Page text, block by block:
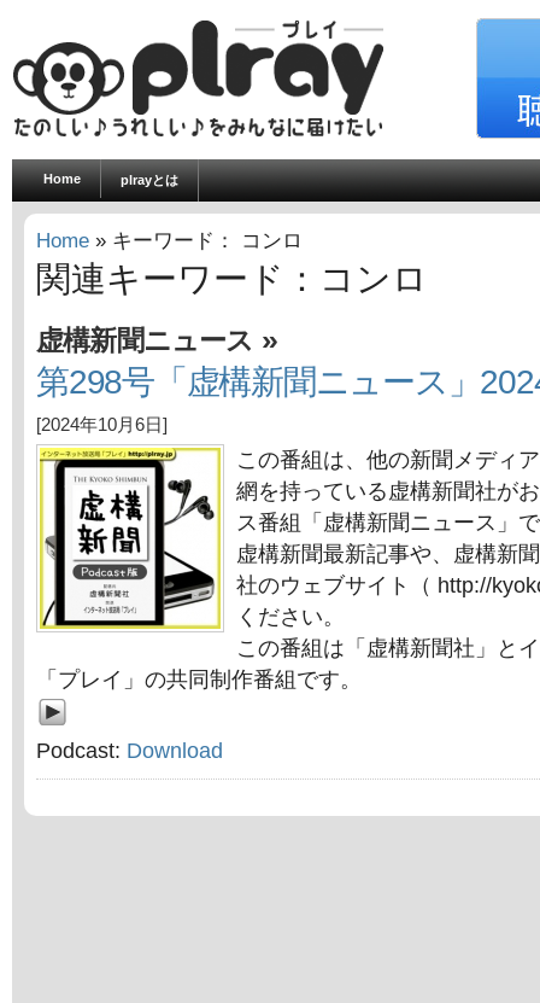
Home plrayとは
Home » キーワード： コンロ
関連キーワード：コンロ
虚構新聞ニュース »
第298号「虚構新聞ニュース」
[2024年10月6日]
この番組は、他の新聞メディ
網を持っている虚構新聞社が
ス番組「虚構新聞ニュース」
虚構新聞最新記事や、虚構新
社のウェブサイト（ http://
ください。
この番組は「虚構新聞社」と
「プレイ」の共同制作番組です。
Podcast: Download